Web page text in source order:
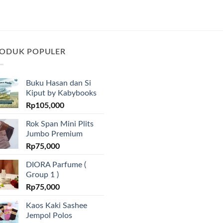
POPULER
Buku Hasan dan Si
Kiput by Kabybooks
Rp105,000
Rok Span Mini Plits
Jumbo Premium
Rp75,000
DIORA Parfume (
Group 1 )
Rp75,000
Kaos Kaki Sashee
Jempol Polos